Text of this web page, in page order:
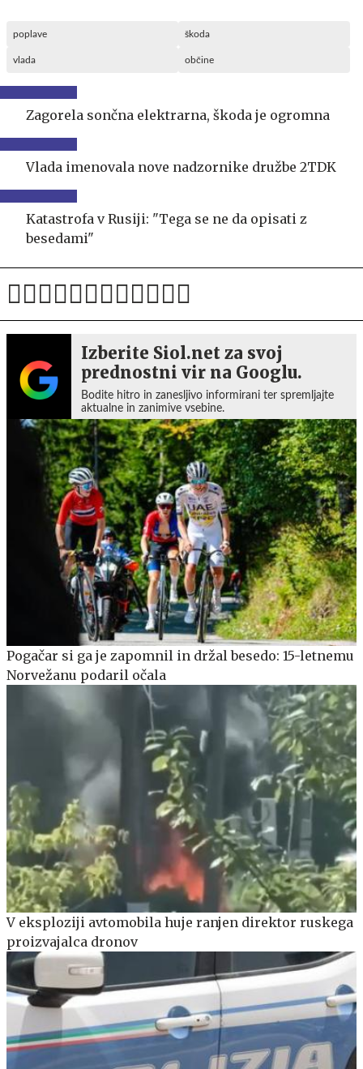
poplave škoda
vlada občine
Zagorela sončna elektrarna, škoda je ogromna
Vlada imenovala nove nadzornike družbe 2TDK
Katastrofa v Rusiji: "Tega se ne da opisati z
besedami"
Izberite Siol.net za svoj
prednostni vir na Googlu.
Bodite hitro in zanesljivo informirani ter spremljajte
aktualne in zanimive vsebine.
Pogačar si ga je zapomnil in držal besedo: 15-letnemu
Norvežanu podaril očala
V eksploziji avtomobila huje ranjen direktor ruskega
proizvajalca dronov